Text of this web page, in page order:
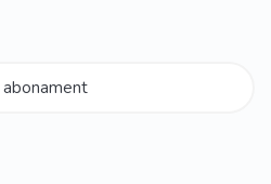
abonament